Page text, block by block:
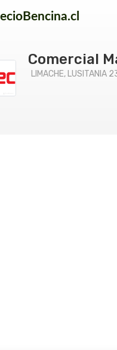
Comercial
LIMACHE, LUSITANIA